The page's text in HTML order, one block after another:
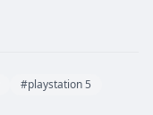
#playstation 5